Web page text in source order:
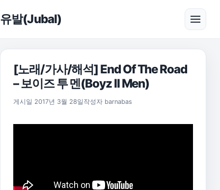
유발(Jubal) 메뉴
[노래/가사/해석] End Of The Road
– 보이즈 투 멘(Boyz II Men)
게시일 2017년 3월 28일 2021년 7월 22일
작성자 barnabas